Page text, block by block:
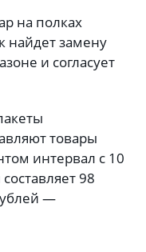
на полках
найдет замену
и согласует
товары
интервал с 10
98
—